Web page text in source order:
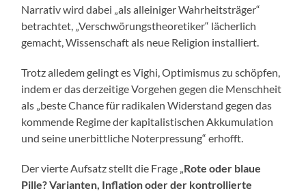
Narrativ wird dabei „als alleiniger Wahrheitsträger“
betrachtet, „Verschwörungstheoretiker“ lächerlich
gemacht, Wissenschaft als neue Religion installiert.
Trotz alledem gelingt es Vighi, Optimismus zu schöpfen,
indem er das derzeitige Vorgehen gegen die Menschheit
als „beste Chance für radikalen Widerstand gegen das
kommende Regime der kapitalistischen Akkumulation
und seine unerbittliche Noterpressung“ erhofft.
Der vierte Aufsatz stellt die Frage „ Rote oder blaue
Pille? Varianten, Inflation oder der kontrollierte